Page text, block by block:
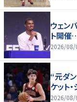
ウェン
ト開催
2026/08/
“元ダ
ケット
2026/08/